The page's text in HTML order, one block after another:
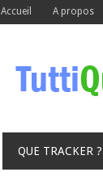
Accueil A propos
QUE TRACKER ?